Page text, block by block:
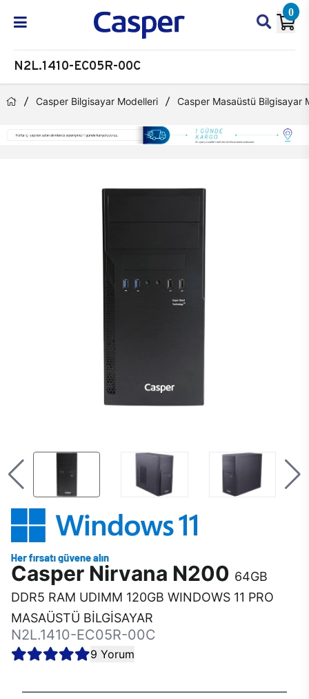
0
N2L.1410-EC05R-00C
Casper Bilgisayar Modelleri Casper Masaüstü Bilgisayar
Casper Nirvana N200 64GB
DDR5 RAM UDIMM 120GB WINDOWS 11 PRO
MASAÜSTÜ BİLGİSAYAR
N2L.1410-EC05R-00C
9 Yorum